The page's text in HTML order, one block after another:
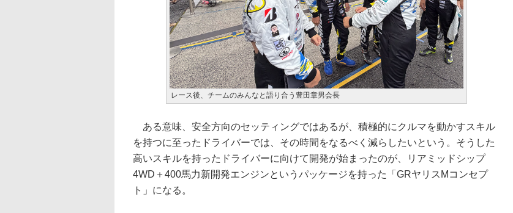
レース後、チームのみんなと語り合う豊田章男会長
ある意味、安全方向のセッティングではあるが、積極的にクルマを動かすスキル
を持つに至ったドライバーでは、その時間をなるべく減らしたいという。そうした
高いスキルを持ったドライバーに向けて開発が始まったのが、リアミッドシップ
4WD＋400馬力新開発エンジンというパッケージを持った「GRヤリスMコンセプ
ト」になる。